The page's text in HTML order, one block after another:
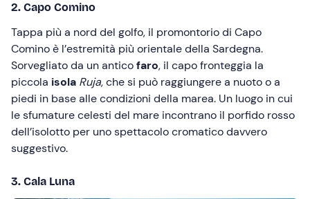
2. Capo Comino
Tappa più a nord del golfo, il promontorio di Capo
Comino è l’estremità più orientale della Sardegna.
Sorvegliato da un anticofaro, il capo fronteggia la
piccola isola Ruja, che si può raggiungere a nuoto o a
piedi in base alle condizioni della marea. Un luogo in cui
le sfumature celesti del mare incontrano il porfido rosso
dell’isolotto per uno spettacolo cromatico davvero
suggestivo.
3. Cala Luna